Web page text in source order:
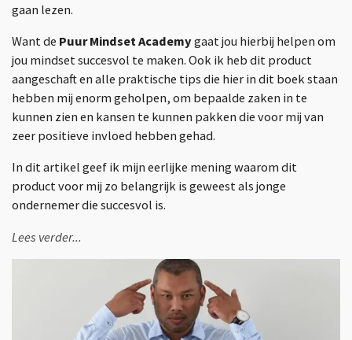
gaan lezen.
Want de Puur Mindset Academygaat jou hierbij helpen om
jou mindset succesvol te maken. Ook ik heb dit product
aangeschaft en alle praktische tips die hier in dit boek staan
hebben mij enorm geholpen, om bepaalde zaken in te
kunnen zien en kansen te kunnen pakken die voor mij van
zeer positieve invloed hebben gehad.
In dit artikel geef ik mijn eerlijke mening waarom dit
product voor mij zo belangrijk is geweest als jonge
ondernemer die succesvol is.
Lees verder...